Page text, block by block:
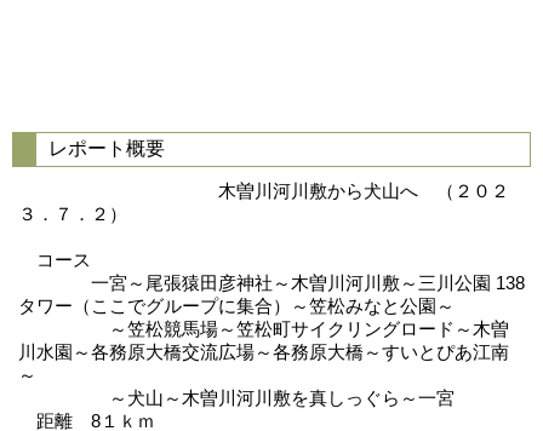
レポート概要
木曽川河川敷から犬山へ （２０２
３．７．２）
コース
一宮～尾張猿田彦神社～木曽川河川敷～三川公園 138
タワー（ここでグループに集合）～笠松みなと公園～
～笠松競馬場～笠松町サイクリングロード～木曽
川水園～各務原大橋交流広場～各務原大橋～すいとぴあ江南
～
～犬山～木曽川河川敷を真しっぐら～一宮
距離 8１ｋｍ